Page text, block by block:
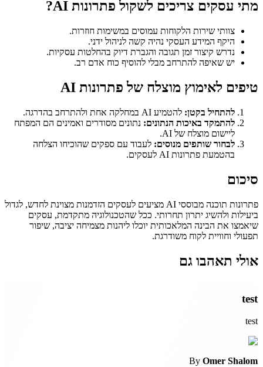
מתי עסקים צריכים לשקול פתרונות AI?
צוותי שירות הלקוחות עמוסים במשימות חוזרות.
היקף המידע העסקי נהיה קשה לניהול ידני.
נדרש קיצור זמן תגובה והגברת דיוק בהחלטות עסקיות.
יש שאיפה להתרחב מבלי להוסיף כוח אדם רב.
טיפים לאימוץ מוצלח של פתרונות AI
להתחיל בקטן: להטמיע AI במחלקה אחת ולהתרחב בהדרגה.
להתמקד באיכות הנתונים: נתונים מסודרים ואמינים הם המפתח
ליישום מוצלח של AI.
לבחור שותפים מנוסים: לעבוד עם ספקים שהוכיחו הצלחה
בהטמעת פתרונות AI לעסקים.
סיכום
פתרונות תוכנה מבוססי AI מציעים לעסקים הזדמנות מצוינת לחדש, לגדול
ביעילות ולהשיג יתרון תחרותי. ככל שהטכנולוגיה מתקדמת, עסקים
שיאמצו את הבינה המלאכותית יוכלו ליהנות מצמיחה יציבה, שיפור
תפעולי וחוויית לקוח משודרגת.
אולי תאהבו גם
test
test
By Omer Shalom